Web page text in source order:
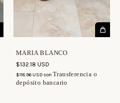
MARIA BLANCO
$132.18 USD
$118.96 USD con Transferencia o
depósito bancario